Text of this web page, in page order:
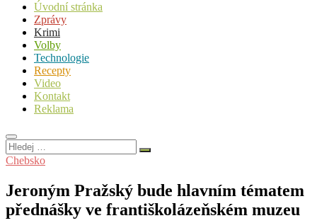
Úvodní stránka
Zprávy
Krimi
Volby
Technologie
Recepty
Video
Kontakt
Reklama
Hledej
…
Chebsko
Jeroným Pražský bude hlavním tématem
přednášky ve františkolázeňském muzeu